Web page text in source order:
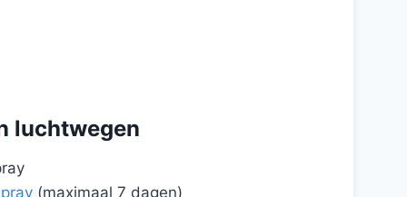
luchtwegen
(maximaal 7 dagen)